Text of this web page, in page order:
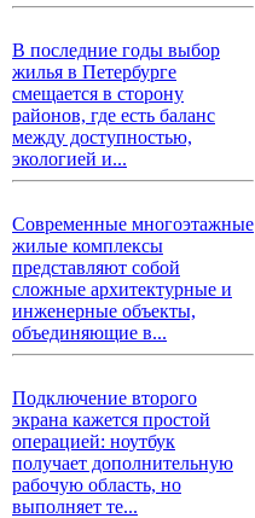
В последние годы выбор
жилья в Петербурге
смещается в сторону
районов, где есть баланс
между доступностью,
экологией и...
Современные многоэтажные
жилые комплексы
представляют собой
сложные архитектурные и
инженерные объекты,
объединяющие в...
Подключение второго
экрана кажется простой
операцией: ноутбук
получает дополнительную
рабочую область, но
выполняет те...